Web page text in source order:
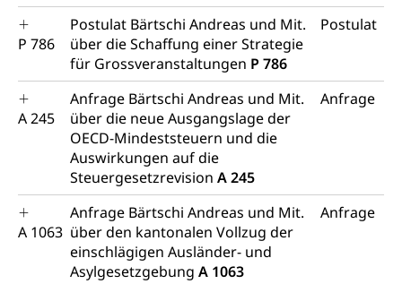
P 786
Postulat Bärtschi Andreas und Mit.
über die Schaffung einer Strategie
für Grossveranstaltungen P 786
Postulat
A 245
Anfrage Bärtschi Andreas und Mit.
über die neue Ausgangslage der
OECD-Mindeststeuern und die
Auswirkungen auf die
Steuergesetzrevision A 245
Anfrage
A 1063
Anfrage Bärtschi Andreas und Mit.
über den kantonalen Vollzug der
einschlägigen Ausländer- und
Asylgesetzgebung A 1063
Anfrage
Kantonaler Führungsstab
Polizei
Ordnungskräfte, Sicherheit, öffentliche Ordnung
Polizei
Versorgung
Vorratshaltung, Vorrat
Wasserversorgung
Waffen
Waffenerwerbsschein, Waffenschein, Waffenbüro,
Waffentragen, Selbstverteidigung
Waffen, Sprengstoffe und Pyrotechnik
Zivildienst
Militärdienst